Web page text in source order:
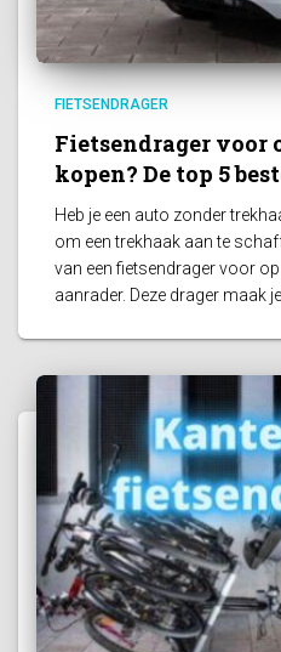
FIETSENDRAGER
Fietsendrager voor
kopen? De top 5
Heb je een auto zonder
om een trekhaak aan te
van een fietsendrager voor
aanrader. Deze drager maak je